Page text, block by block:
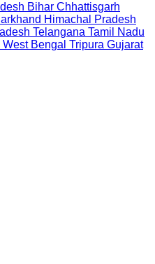
Bihar Chhattisgarh
Himachal Pradesh
Telangana Tamil Nadu
West Bengal Tripura Gujarat